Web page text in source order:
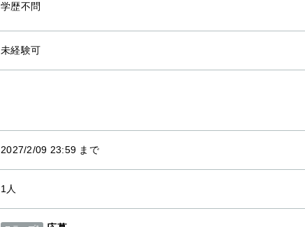
学歴不問
未経験可
2027/2/09 23:59 まで
1人